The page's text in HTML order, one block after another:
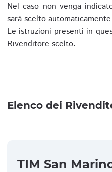
Nel caso non venga
sarà scelto automaticamente
Le istruzioni presenti in
Rivenditore scelto.
Elenco dei
TIM San